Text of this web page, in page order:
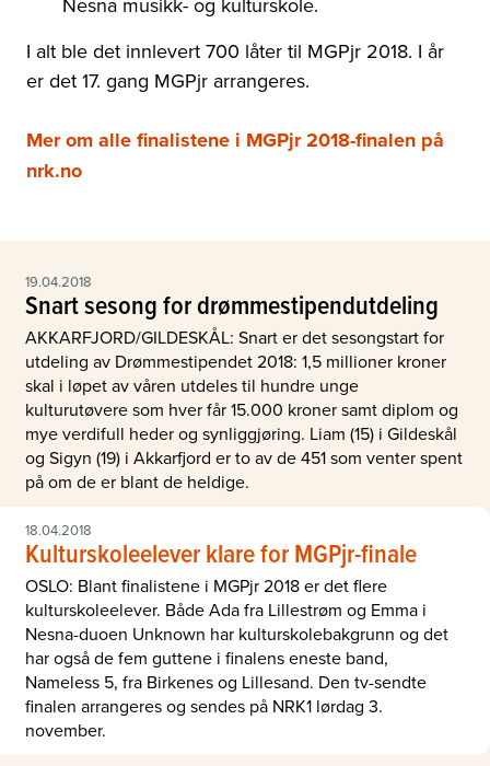
I alt ble det innlevert 700 låter til MGPjr 2018. I år
er det 17. gang MGPjr arrangeres.
Mer om alle finalistene i MGPjr 2018-finalen på
nrk.no
19.04.2018
Snart sesong for drømmestipendutdeling
AKKARFJORD/GILDESKÅL: Snart er det sesongstart for
utdeling av Drømmestipendet 2018: 1,5 millioner kroner
skal i løpet av våren utdeles til hundre unge
kulturutøvere som hver får 15.000 kroner samt diplom og
mye verdifull heder og synliggjøring. Liam (15) i Gildeskål
og Sigyn (19) i Akkarfjord er to av de 451 som venter spent
på om de er blant de heldige.
18.04.2018
Kulturskoleelever klare for MGPjr-finale
OSLO: Blant finalistene i MGPjr 2018 er det flere
kulturskoleelever. Både Ada fra Lillestrøm og Emma i
Nesna-duoen Unknown har kulturskolebakgrunn og det
har også de fem guttene i finalens eneste band,
Nameless 5, fra Birkenes og Lillesand. Den tv-sendte
finalen arrangeres og sendes på NRK1 lørdag 3.
november.